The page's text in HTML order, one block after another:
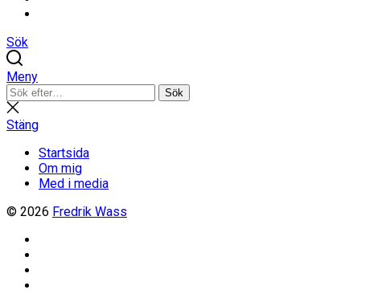
Sök
Meny
Sök
efter:
Sök
Stäng
sökning
Stäng
Startsida
Om mig
Med i media
© 2026 Fredrik Wass